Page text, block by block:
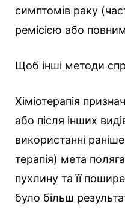
симптомів раку
ремісією або
Щоб інші методи
Хіміотерапія
або після інших
використанні
терапія) мета
пухлину та її
було більш